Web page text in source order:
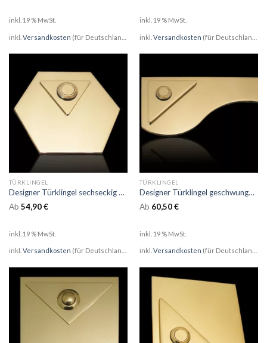
inkl. 19 % MwSt.
inkl. Versandkosten (für Deutschland)
inkl. 19 % MwSt.
inkl. Versandkosten (für Deutschland)
TÜRKLINGEL
Designer Türklingel sechseckig mit Aufsatz
Ab 54,90€
inkl. 19 % MwSt.
inkl. Versandkosten (für Deutschland)
TÜRKLINGEL
Designer Türklingel geschwungen mit Aufsatz
Ab 60,50€
inkl. 19 % MwSt.
inkl. Versandkosten (für Deutschland)